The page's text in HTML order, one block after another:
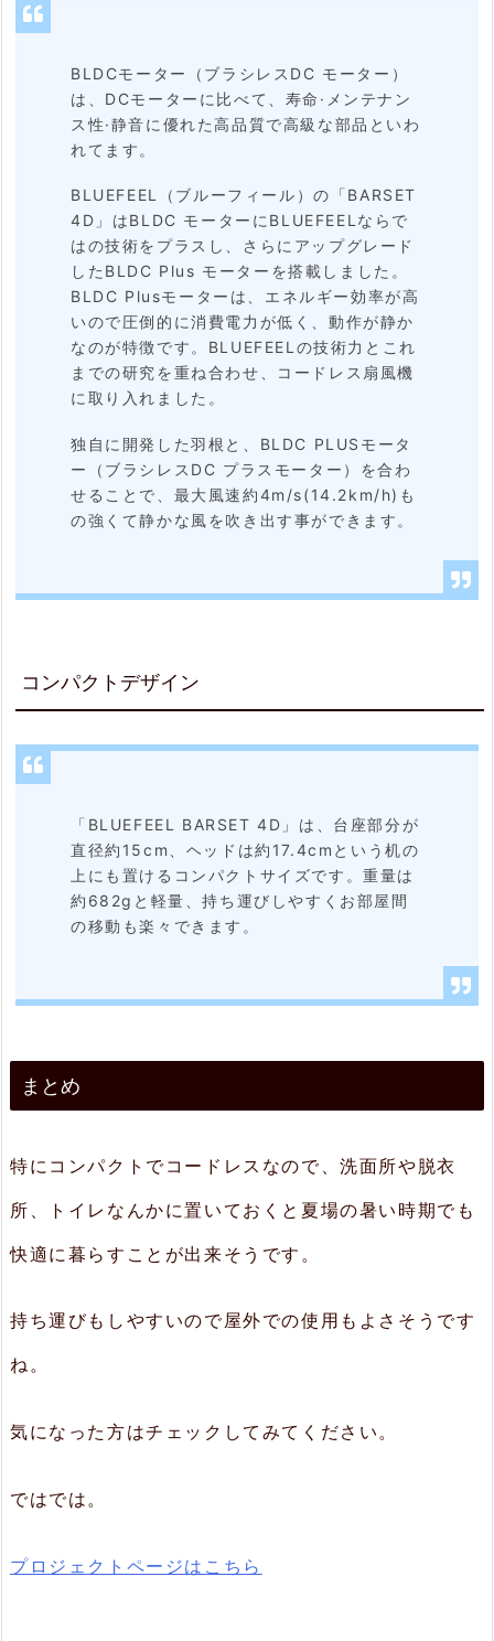
BLDCモーター（ブラシレスDC モーター）
は、DCモーターに比べて、寿命·メンテナン
ス性·静音に優れた高品質で高級な部品といわ
れてます。
BLUEFEEL（ブルーフィール）の「BARSET
4D」はBLDC モーターにBLUEFEELならで
はの技術をプラスし、さらにアップグレード
したBLDC Plus モーターを搭載しました。
BLDC Plusモーターは、エネルギー効率が高
いので圧倒的に消費電力が低く、動作が静か
なのが特徴です。BLUEFEELの技術力とこれ
までの研究を重ね合わせ、コードレス扇風機
に取り入れました。
独自に開発した羽根と、BLDC PLUSモータ
ー（ブラシレスDC プラスモーター）を合わ
せることで、最大風速約4m/s(14.2km/h)も
の強くて静かな風を吹き出す事ができます。
コンパクトデザイン
「BLUEFEEL BARSET 4D」は、台座部分が
直径約15cm、ヘッドは約17.4cmという机の
上にも置けるコンパクトサイズです。重量は
約682gと軽量、持ち運びしやすくお部屋間
の移動も楽々できます。
まとめ
特にコンパクトでコードレスなので、洗面所や脱衣
所、トイレなんかに置いておくと夏場の暑い時期でも
快適に暮らすことが出来そうです。
持ち運びもしやすいので屋外での使用もよさそうです
ね。
気になった方はチェックしてみてください。
ではでは。
プロジェクトページはこちら